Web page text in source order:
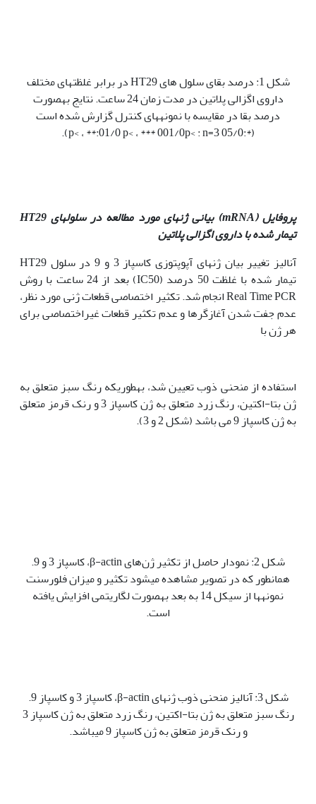
شکل 1: درصد بقای سلول های HT29 در برابر غلظت‫های مختلف
داروی اگزالی پلاتین در مدت زمان 24 ساعت. نتایج به‫صورت
درصد بقا در مقایسه با نمونه‫های کنترل گزارش شده است
(*:05/0­ p<­ ، **:01/0 p< ، *** 001/0p< : n=3).
پروفایل (mRNA) بیانی ژنهای مورد مطالعه در سلولهای HT29
تیمار شده باداروی اگزالی پلاتین
آنالیز تغییر بیان ژن­های آپوپتوزی کاسپاز 3 و 9 در سلول HT29
تیمار شده با غلظت 50 درصد (IC50) بعد از 24 ساعت با روش
Real Time PCR انجام شد. تکثیر اختصاصی قطعات ژنی مورد نظر،
عدم جفت شدن آغازگرها و عدم تکثیر قطعات غیراختصاصی برای
هر ژن با
استفاده از منحنی ذوب تعیین شد، به‫طوری‫که رنگ سبز متعلق به
ژن بتا-اکتین، رنگ زرد متعلق به ژن کاسپاز 3 و رنک قرمز متعلق
به ژن کاسپاز 9 می باشد (شکل 2 و 3).
شکل 2: نمودار حاصل از تکثیر ژن‌های β-actin، کاسپاز 3 و 9.
همان‫طور که در تصویر مشاهده می‫شود تکثیر و میزان فلورسنت
نمونه‫ها از سیکل 14 به بعد به‫صورت لگاریتمی افزایش یافته
است.
شکل 3: آنالیز منحنی ذوب ژنهای β-actin، کاسپاز 3 و کاسپاز 9.
رنگ سبز متعلق به ژن بتا-اکتین، رنگ زرد متعلق به ژن کاسپاز 3
و رنک قرمز متعلق به ژن کاسپاز 9 می‫باشد.